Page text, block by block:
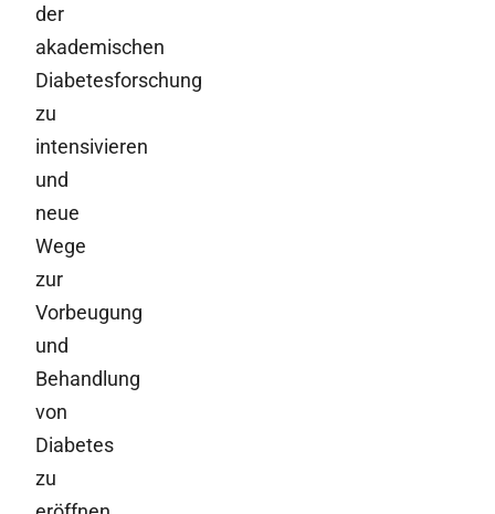
der
akademischen
Diabetesforschung
zu
intensivieren
und
neue
Wege
zur
Vorbeugung
und
Behandlung
von
Diabetes
zu